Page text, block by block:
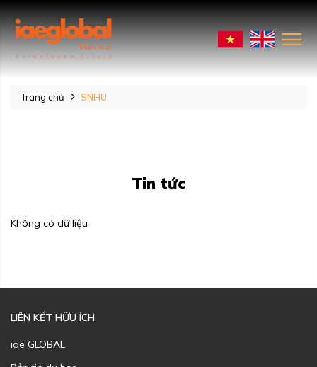
Trang chủ SNHU
Tin tức
Không có dữ liệu
LIÊN KẾT HỮU ÍCH
iae GLOBAL